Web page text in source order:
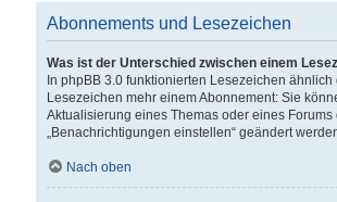
Abonnements und Lesezeichen
Was ist der Unterschied zwischen einem
In phpBB 3.0 funktionierten Lesezeichen
Lesezeichen mehr einem Abonnement: Sie
Aktualisierung eines Themas oder eines
„Benachrichtigungen einstellen“ geändert
Nach oben